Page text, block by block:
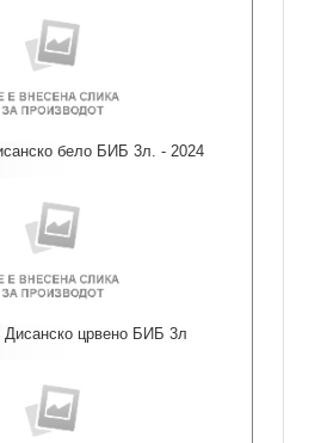
бело БИБ 3л. - 2024
црвено БИБ 3л